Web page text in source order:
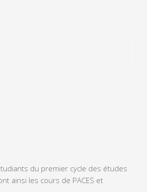
du premier cycle des études
ainsi les cours de PACES et